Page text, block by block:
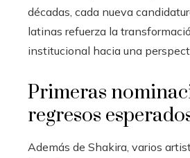
décadas, cada nueva
latinas refuerza la
institucional hacia una
Primeras
regresos
Además de Shakira, varios